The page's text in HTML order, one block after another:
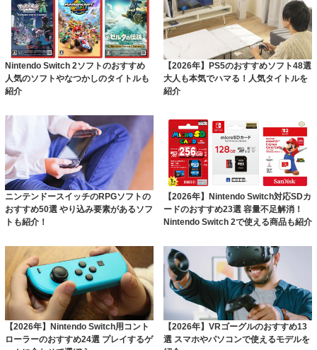
Nintendo Switch 2ソフトのおすすめ
人気のソフトやなつかしのタイトルも
紹介
【2026年】PS5のおすすめソフト48選
大人も本気でハマる！人気タイトルを
紹介
ニンテンドースイッチのRPGソフトの
おすすめ50選 やり込み要素があるソフ
トも紹介！
【2026年】Nintendo Switch対応SDカ
ードのおすすめ23選 容量不足解消！
Nintendo Switch 2で使える商品も紹介
【2026年】Nintendo Switch用コント
ローラーのおすすめ24選 プレイするゲ
【2026年】VRゴーグルのおすすめ13
選 スマホやパソコンで使えるモデルを